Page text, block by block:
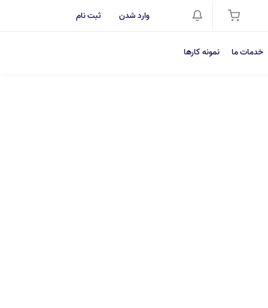
وارد شدن ثبت نام
خدمات ما نمونه کارها